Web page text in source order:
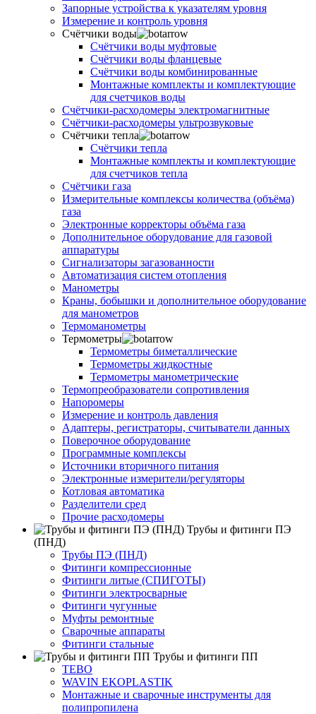
Запорные устройства к указателям уровня
Измерение и контроль уровня
Счётчики воды
Счётчики воды муфтовые
Счётчики воды фланцевые
Счётчики воды комбинированные
Монтажные комплекты и комплектующие
для счетчиков воды
Счётчики-расходомеры электромагнитные
Счётчики-расходомеры ультрозвуковые
Счётчики тепла
Счётчики тепла
Монтажные комплекты и комплектующие
для счетчиков тепла
Счётчики газа
Измерительные комплексы количества (объёма)
газа
Электронные корректоры объёма газа
Дополнительное оборудование для газовой
аппаратуры
Сигнализаторы загазованности
Автоматизация систем отопления
Манометры
Краны, бобышки и дополнительное оборудование
для манометров
Термоманометры
Термометры
Термометры биметаллические
Термометры жидкостные
Термометры манометрические
Термопреобразователи сопротивления
Напоромеры
Измерение и контроль давления
Адаптеры, регистраторы, считыватели данных
Поверочное оборудование
Программные комплексы
Источники вторичного питания
Электронные измерители/регуляторы
Котловая автоматика
Разделители сред
Прочие расходомеры
Трубы и фитинги ПЭ
(ПНД)
Трубы ПЭ (ПНД)
Фитинги компрессионные
Фитинги литые (СПИГОТЫ)
Фитинги электросварные
Фитинги чугунные
Муфты ремонтные
Сварочные аппараты
Фитинги стальные
Трубы и фитинги ПП
TEBO
WAVIN EKOPLASTIK
Монтажные и сварочные инструменты для
полипропилена